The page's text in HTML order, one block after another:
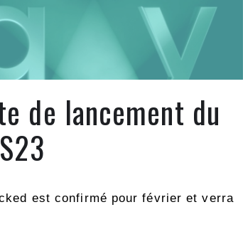
de lancement du
est confirmé pour février et verra